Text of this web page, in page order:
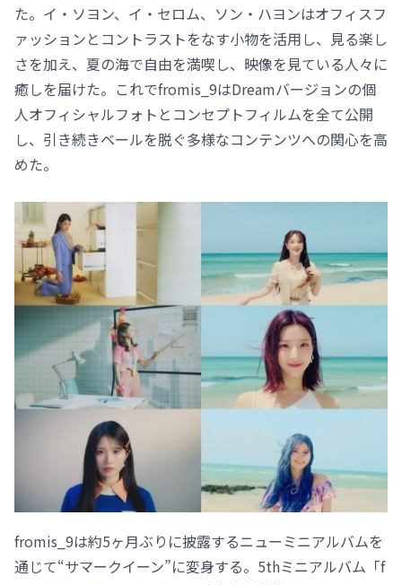
た。イ・ソヨン、イ・セロム、ソン・ハヨンはオフィスフ
ァッションとコントラストをなす小物を活用し、見る楽し
さを加え、夏の海で自由を満喫し、映像を見ている人々に
癒しを届けた。これでfromis_9はDreamバージョンの個
人オフィシャルフォトとコンセプトフィルムを全て公開
し、引き続きベールを脱ぐ多様なコンテンツへの関心を高
めた。
fromis_9は約5ヶ月ぶりに披露するニューミニアルバムを
通じて“サマークイーン”に変身する。5thミニアルバム「f